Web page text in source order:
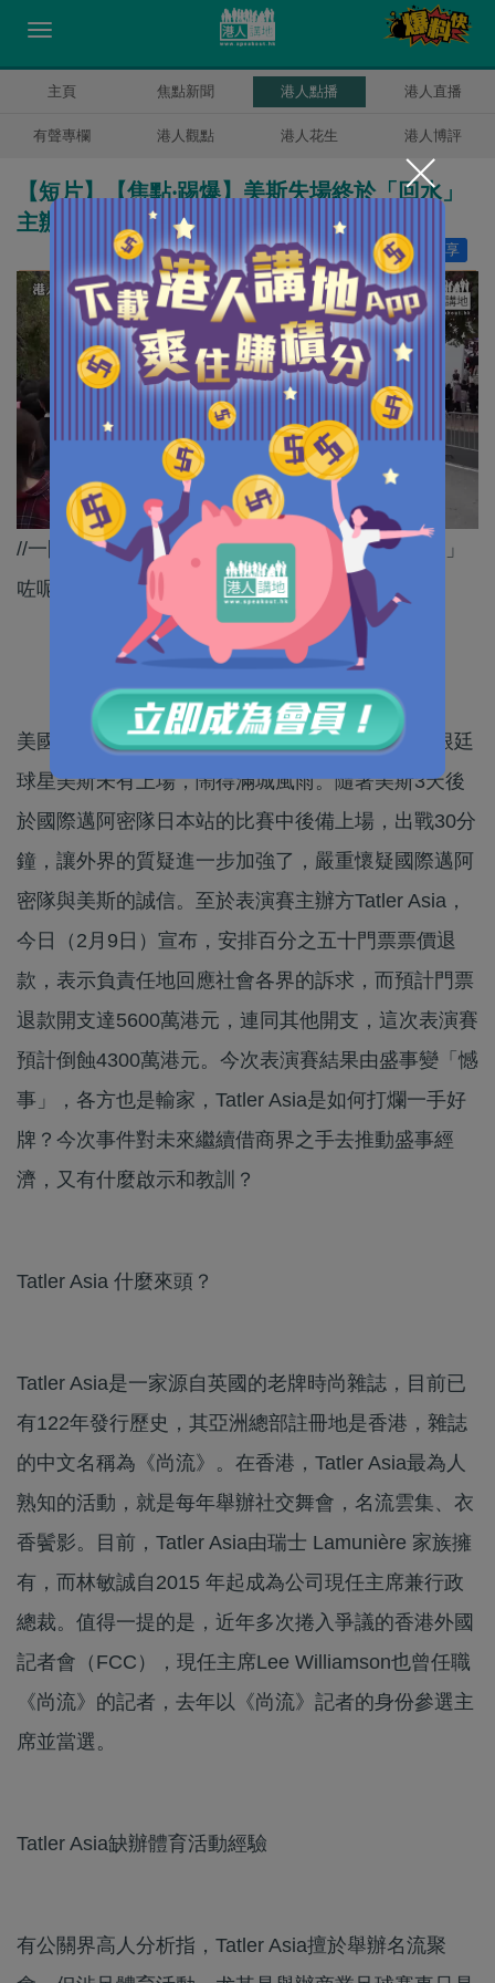
主頁 焦點新聞 港人點播 港人直播
有聲專欄 港人觀點 港人花生 港人博評
【短片】【焦點‧踢爆】美斯失場終於「回水」
主辦方Tatler何方神聖？
分享
讚好 16
//一間時尚雜誌「跨界」舉辦足球賽，結果「搞爛」
咗呢場盛事，實在非常可惜！//
美國國際邁阿密隊訪港表演賽，因備受矚目的阿根廷
球星美斯未有上場，鬧得滿城風雨。隨著美斯3天後
於國際邁阿密隊日本站的比賽中後備上場，出戰30分
鐘，讓外界的質疑進一步加強了，嚴重懷疑國際邁阿
密隊與美斯的誠信。至於表演賽主辦方Tatler Asia，
今日（2月9日）宣布，安排百分之五十門票票價退
款，表示負責任地回應社會各界的訴求，而預計門票
退款開支達5600萬港元，連同其他開支，這次表演賽
預計倒蝕4300萬港元。今次表演賽結果由盛事變「憾
事」，各方也是輸家，Tatler Asia是如何打爛一手好
牌？今次事件對未來繼續借商界之手去推動盛事經
濟，又有什麼啟示和教訓？
Tatler Asia 什麼來頭？
Tatler Asia是一家源自英國的老牌時尚雜誌，目前已
有122年發行歷史，其亞洲總部註冊地是香港，雜誌
的中文名稱為《尚流》。在香港，Tatler Asia最為人
熟知的活動，就是每年舉辦社交舞會，名流雲集、衣
香鬢影。目前，Tatler Asia由瑞士 Lamunière 家族擁
有，而林敏誠自2015 年起成為公司現任主席兼行政
總裁。值得一提的是，近年多次捲入爭議的香港外國
記者會（FCC），現任主席Lee Williamson也曾任職
《尚流》的記者，去年以《尚流》記者的身份參選主
席並當選。
Tatler Asia缺辦體育活動經驗
有公關界高人分析指，Tatler Asia擅於舉辦名流聚